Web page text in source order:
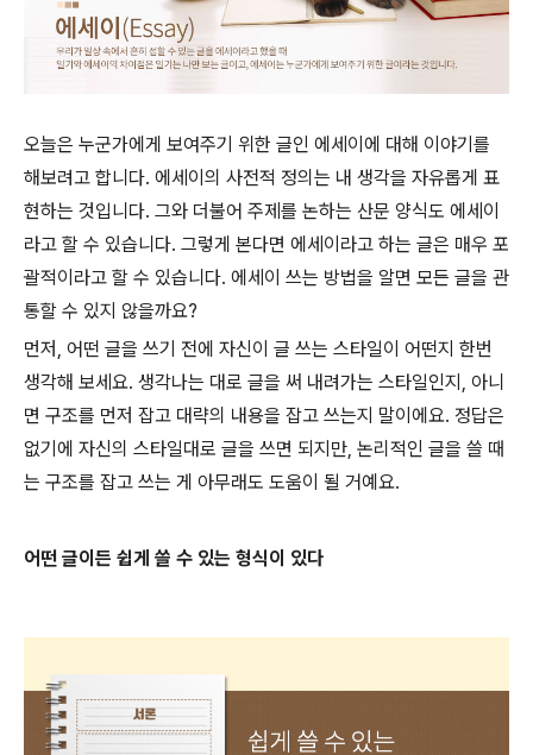
오늘은 누군가에게 보여주기 위한 글인 에세이에 대해 이야기를
해보려고 합니다. 에세이의 사전적 정의는 내 생각을 자유롭게 표
현하는 것입니다. 그와 더불어 주제를 논하는 산문 양식도 에세이
라고 할 수 있습니다. 그렇게 본다면 에세이라고 하는 글은 매우 포
괄적이라고 할 수 있습니다. 에세이 쓰는 방법을 알면 모든 글을 관
통할 수 있지 않을까요?
먼저, 어떤 글을 쓰기 전에 자신이 글 쓰는 스타일이 어떤지 한번
생각해 보세요. 생각나는 대로 글을 써 내려가는 스타일인지, 아니
면 구조를 먼저 잡고 대략의 내용을 잡고 쓰는지 말이에요. 정답은
없기에 자신의 스타일대로 글을 쓰면 되지만, 논리적인 글을 쓸 때
는 구조를 잡고 쓰는 게 아무래도 도움이 될 거예요.
어떤 글이든 쉽게 쓸 수 있는 형식이 있다